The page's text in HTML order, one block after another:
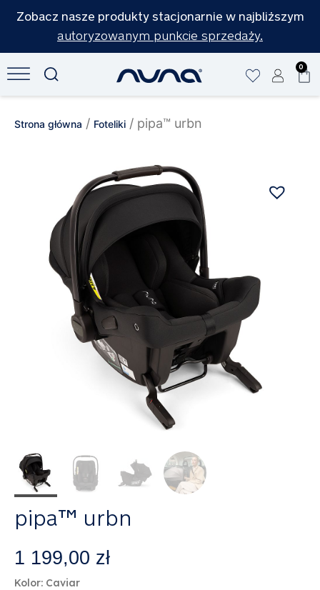
Zobacz nasze produkty stacjonarnie w najbliższym
autoryzowanym punkcie sprzedaży.
0
Strona główna / Foteliki / pipa™ urbn
pipa™ urbn
1 199,00 zł
Kolor: Caviar